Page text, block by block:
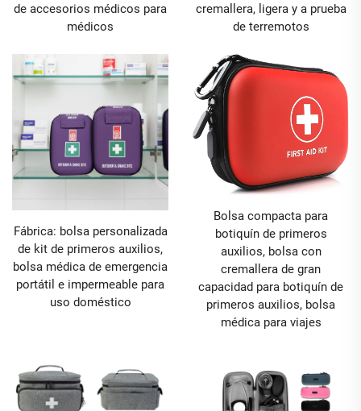
de accesorios médicos para
médicos
cremallera, ligera y a prueba
de terremotos
Fábrica: bolsa personalizada
de kit de primeros auxilios,
bolsa médica de emergencia
portátil e impermeable para
uso doméstico
Bolsa compacta para
botiquín de primeros
auxilios, bolsa con
cremallera de gran
capacidad para botiquín de
primeros auxilios, bolsa
médica para viajes